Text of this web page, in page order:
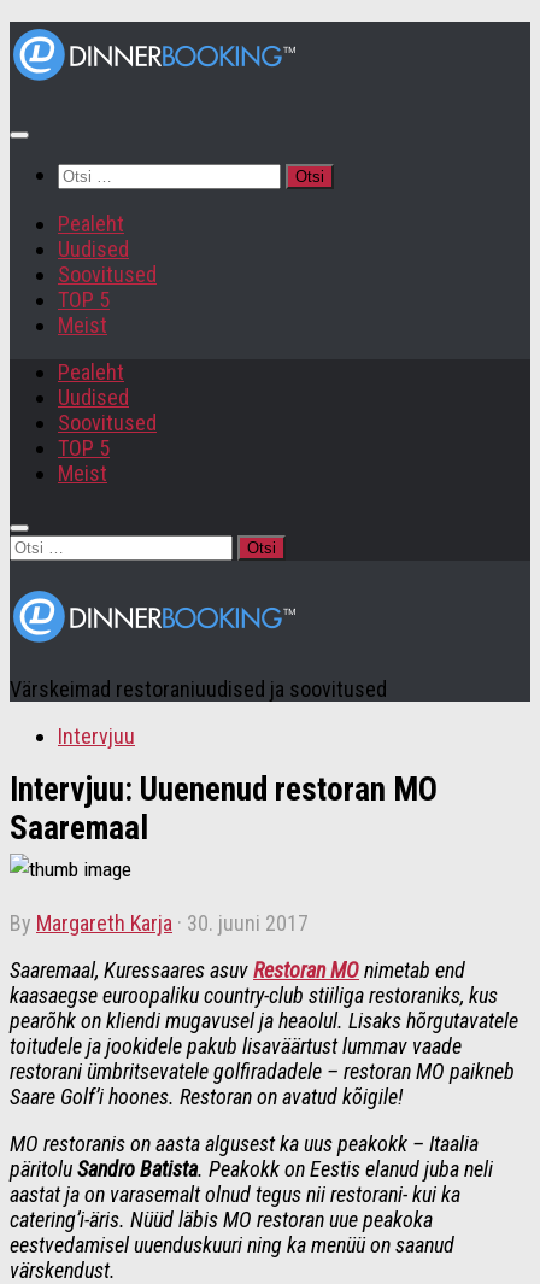
Otsi:
Pealeht
Uudised
Soovitused
TOP 5
Meist
Pealeht
Uudised
Soovitused
TOP 5
Meist
Otsi:
Värskeimad restoraniuudised ja soovitused
Intervjuu
Intervjuu: Uuenenud restoran MO
Saaremaal
by Margareth Karja · 30. juuni 2017
Saaremaal, Kuressaares asuvRestoran MOnimetab end
kaasaegse euroopaliku country-club stiiliga restoraniks, kus
pearõhk on kliendi mugavusel ja heaolul. Lisaks hõrgutavatele
toitudele ja jookidele pakub lisaväärtust lummav vaade
restorani ümbritsevatele golfiradadele – restoran MO paikneb
Saare Golf’i hoones. Restoran on avatud kõigile!
MO restoranis on aasta algusest ka uus peakokk – Itaalia
päritoluSandro Batista. Peakokk on Eestis elanud juba neli
aastat ja on varasemalt olnud tegus nii restorani- kui ka
catering’i-äris. Nüüd läbis MO restoran uue peakoka
eestvedamisel uuenduskuuri ning ka menüü on saanud
värskendust.